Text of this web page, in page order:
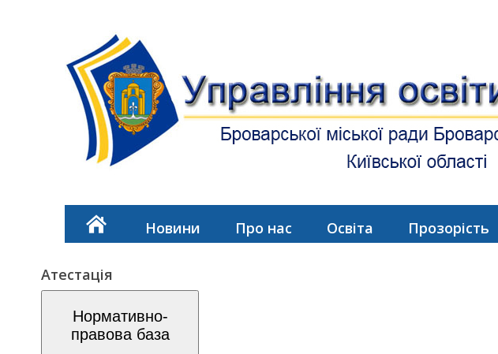
Новини Про нас Освіта Прозорість
Атестація
Нормативно-
правова база